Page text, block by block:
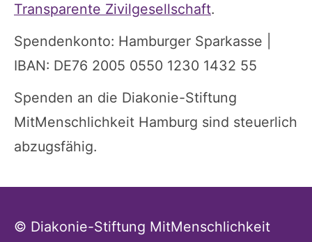
Transparente Zivilgesellschaft.
Spendenkonto: Hamburger Sparkasse |
IBAN: DE76 2005 0550 1230 1432 55
Spenden an die Diakonie-Stiftung
MitMenschlichkeit Hamburg sind steuerlich
abzugsfähig.
© Diakonie-Stiftung MitMenschlichkeit